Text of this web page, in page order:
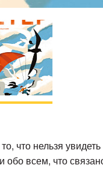
что нельзя
обо всем, что